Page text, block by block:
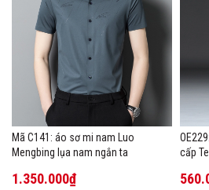
Mã C141: áo sơ mi nam Luo
Mengbing lụa nam ngắn ta
1.350.000₫
OE229: quần dài nam cao cấp cao
cấp